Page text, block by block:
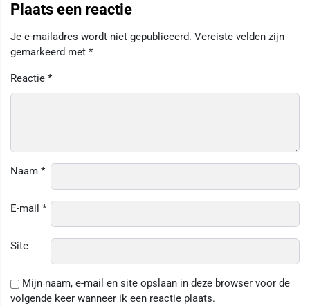
Plaats een reactie
Je e-mailadres wordt niet gepubliceerd. Vereiste velden zijn
gemarkeerd met *
Reactie *
Naam *
E-mail *
Site
Mijn naam, e-mail en site opslaan in deze browser voor de
volgende keer wanneer ik een reactie plaats.